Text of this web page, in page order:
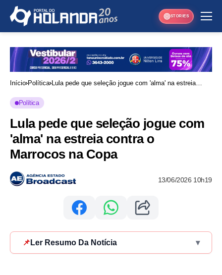
STORIES
Início Política Lula pede que seleção jogue com 'alma' na estreia
Política
Lula pede que seleção jogue com
'alma' na estreia contra o
Marrocos na Copa
13/06/2026 10h19
📌 Ler Resumo Da Notícia ▾